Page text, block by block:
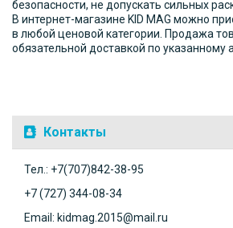
безопасности, не допускать сильных
В интернет-магазине KID MAG можно
в любой ценовой категории. Продажа
обязательной доставкой по указанному
Контакты
Тел.: +7(707)842-38-95
+7 (727) 344-08-34
Email: kidmag.2015@mail.ru